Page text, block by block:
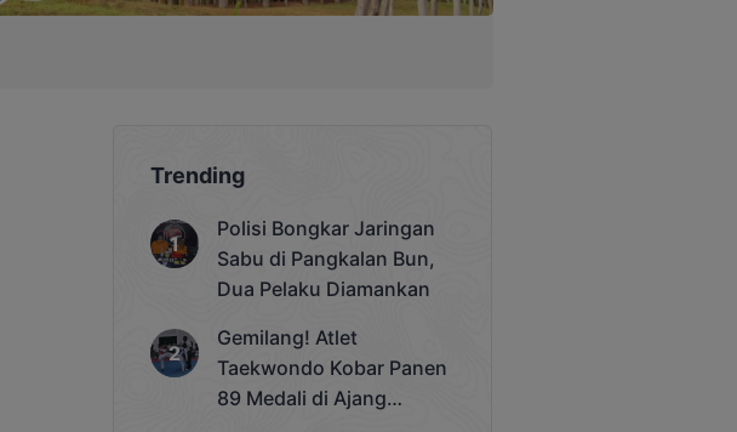
Trending
Polisi Bongkar Jaringan
Sabu di Pangkalan Bun,
Dua Pelaku Diamankan
Gemilang! Atlet
Taekwondo Kobar Panen
89 Medali di Ajang